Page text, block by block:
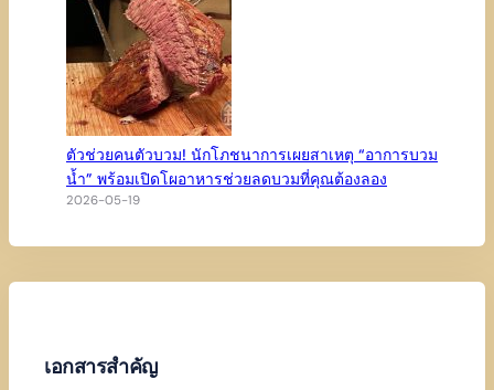
ตัวช่วยคนตัวบวม! นักโภชนาการเผยสาเหตุ “อาการบวม
น้ำ” พร้อมเปิดโผอาหารช่วยลดบวมที่คุณต้องลอง
2026-05-19
เอกสารสำคัญ